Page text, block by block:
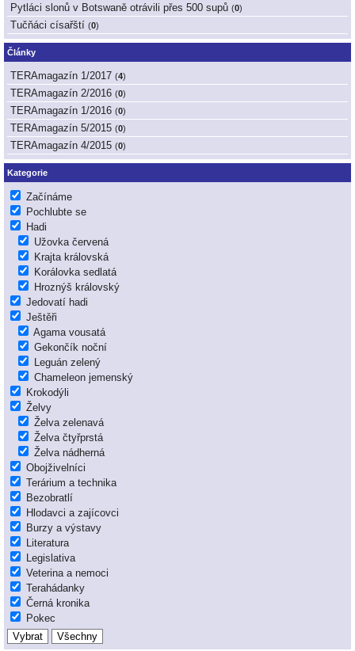
Pytláci slonů v Botswaně otrávili přes 500 supů (0)
Tučňáci císařští (0)
Články
TERAmagazín 1/2017 (4)
TERAmagazín 2/2016 (0)
TERAmagazín 1/2016 (0)
TERAmagazín 5/2015 (0)
TERAmagazín 4/2015 (0)
Kategorie
Začínáme
Pochlubte se
Hadi
Užovka červená
Krajta královská
Korálovka sedlatá
Hroznýš královský
Jedovatí hadi
Ještěři
Agama vousatá
Gekončík noční
Leguán zelený
Chameleon jemenský
Krokodýli
Želvy
Želva zelenavá
Želva čtyřprstá
Želva nádherná
Obojživelníci
Terárium a technika
Bezobratlí
Hlodavci a zajícovci
Burzy a výstavy
Literatura
Legislativa
Veterina a nemoci
Terahádanky
Černá kronika
Pokec